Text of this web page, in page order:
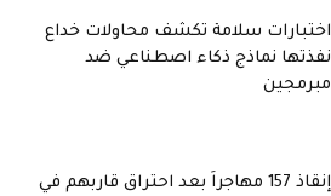
اختبارات سلامة تكشف محاولات خداع
نفذتها نماذج ذكاء اصطناعي ضد
مبرمجين
إنقاذ 157 مهاجراً بعد احتراق قاربهم في